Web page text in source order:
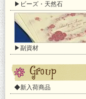
▶ビーズ・天然石
▶副資材
◆新入荷商品